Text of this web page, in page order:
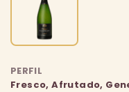
PERFIL
Fresco, Afrutado,